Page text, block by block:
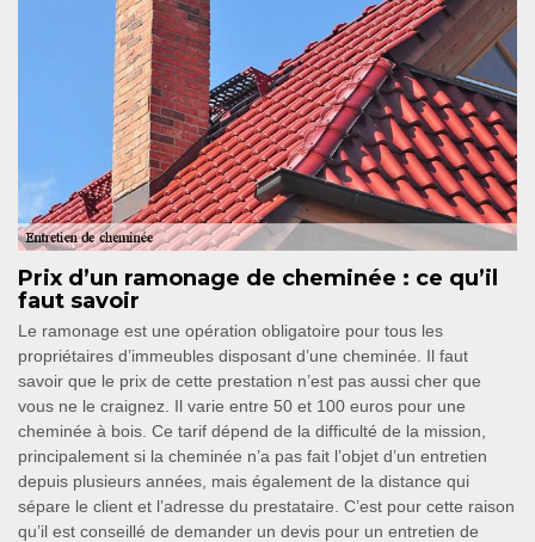
Prix d’un ramonage de cheminée : ce qu’il
faut savoir
Le ramonage est une opération obligatoire pour tous les
propriétaires d’immeubles disposant d’une cheminée. Il faut
savoir que le prix de cette prestation n’est pas aussi cher que
vous ne le craignez. Il varie entre 50 et 100 euros pour une
cheminée à bois. Ce tarif dépend de la difficulté de la mission,
principalement si la cheminée n’a pas fait l’objet d’un entretien
depuis plusieurs années, mais également de la distance qui
sépare le client et l’adresse du prestataire. C’est pour cette raison
qu’il est conseillé de demander un devis pour un entretien de